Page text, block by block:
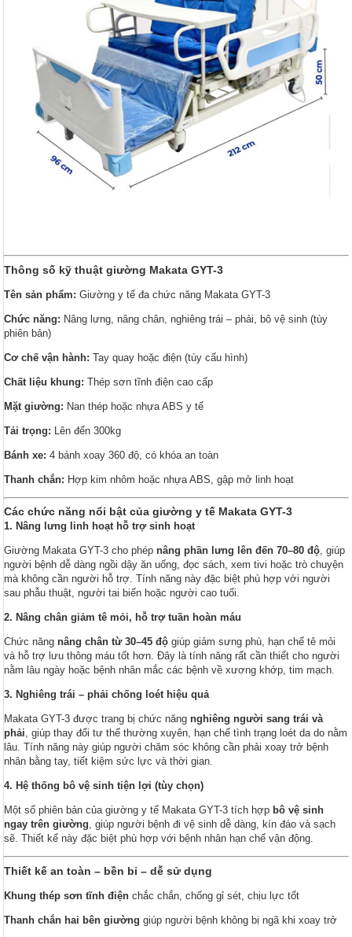
Thông số kỹ thuật giường Makata GYT-3
Tên sản phẩm: Giường y tế đa chức năng Makata GYT-3
Chức năng: Nâng lưng, nâng chân, nghiêng trái – phải, bô vệ sinh (tùy
phiên bản)
Cơ chế vận hành: Tay quay hoặc điện (tùy cấu hình)
Chất liệu khung: Thép sơn tĩnh điện cao cấp
Mặt giường: Nan thép hoặc nhựa ABS y tế
Tải trọng: Lên đến 300kg
Bánh xe: 4 bánh xoay 360 độ, có khóa an toàn
Thanh chắn: Hợp kim nhôm hoặc nhựa ABS, gập mở linh hoạt
Các chức năng nổi bật của giường y tế Makata GYT-3
1. Nâng lưng linh hoạt hỗ trợ sinh hoạt
Giường Makata GYT-3 cho phépnâng phần lưng lên đến 70–80 độ, giúp
người bệnh dễ dàng ngồi dậy ăn uống, đọc sách, xem tivi hoặc trò chuyện
mà không cần người hỗ trợ. Tính năng này đặc biệt phù hợp với người
sau phẫu thuật, người tai biến hoặc người cao tuổi.
2. Nâng chân giảm tê mỏi, hỗ trợ tuần hoàn máu
Chức năngnâng chân từ 30–45 độ giúp giảm sưng phù, hạn chế tê mỏi
và hỗ trợ lưu thông máu tốt hơn. Đây là tính năng rất cần thiết cho người
nằm lâu ngày hoặc bệnh nhân mắc các bệnh về xương khớp, tim mạch.
3. Nghiêng trái – phải chống loét hiệu quả
Makata GYT-3 được trang bị chức năngnghiêng người sang trái và
phải, giúp thay đổi tư thế thường xuyên, hạn chế tình trạng loét da do nằm
lâu. Tính năng này giúp người chăm sóc không cần phải xoay trở bệnh
nhân bằng tay, tiết kiệm sức lực và thời gian.
4. Hệ thống bô vệ sinh tiện lợi (tùy chọn)
Một số phiên bản của giường y tế Makata GYT-3 tích hợp bô vệ sinh
ngay trên giường, giúp người bệnh đi vệ sinh dễ dàng, kín đáo và sạch
sẽ. Thiết kế này đặc biệt phù hợp với bệnh nhân hạn chế vận động.
Thiết kế an toàn – bền bỉ – dễ sử dụng
Khung thép sơn tĩnh điện chắc chắn, chống gỉ sét, chịu lực tốt
Thanh chắn hai bên giường giúp người bệnh không bị ngã khi xoay trở